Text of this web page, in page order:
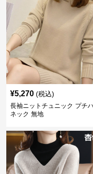
¥5,270 (税込)
長袖ニットチュニック プチ
ネック 無地